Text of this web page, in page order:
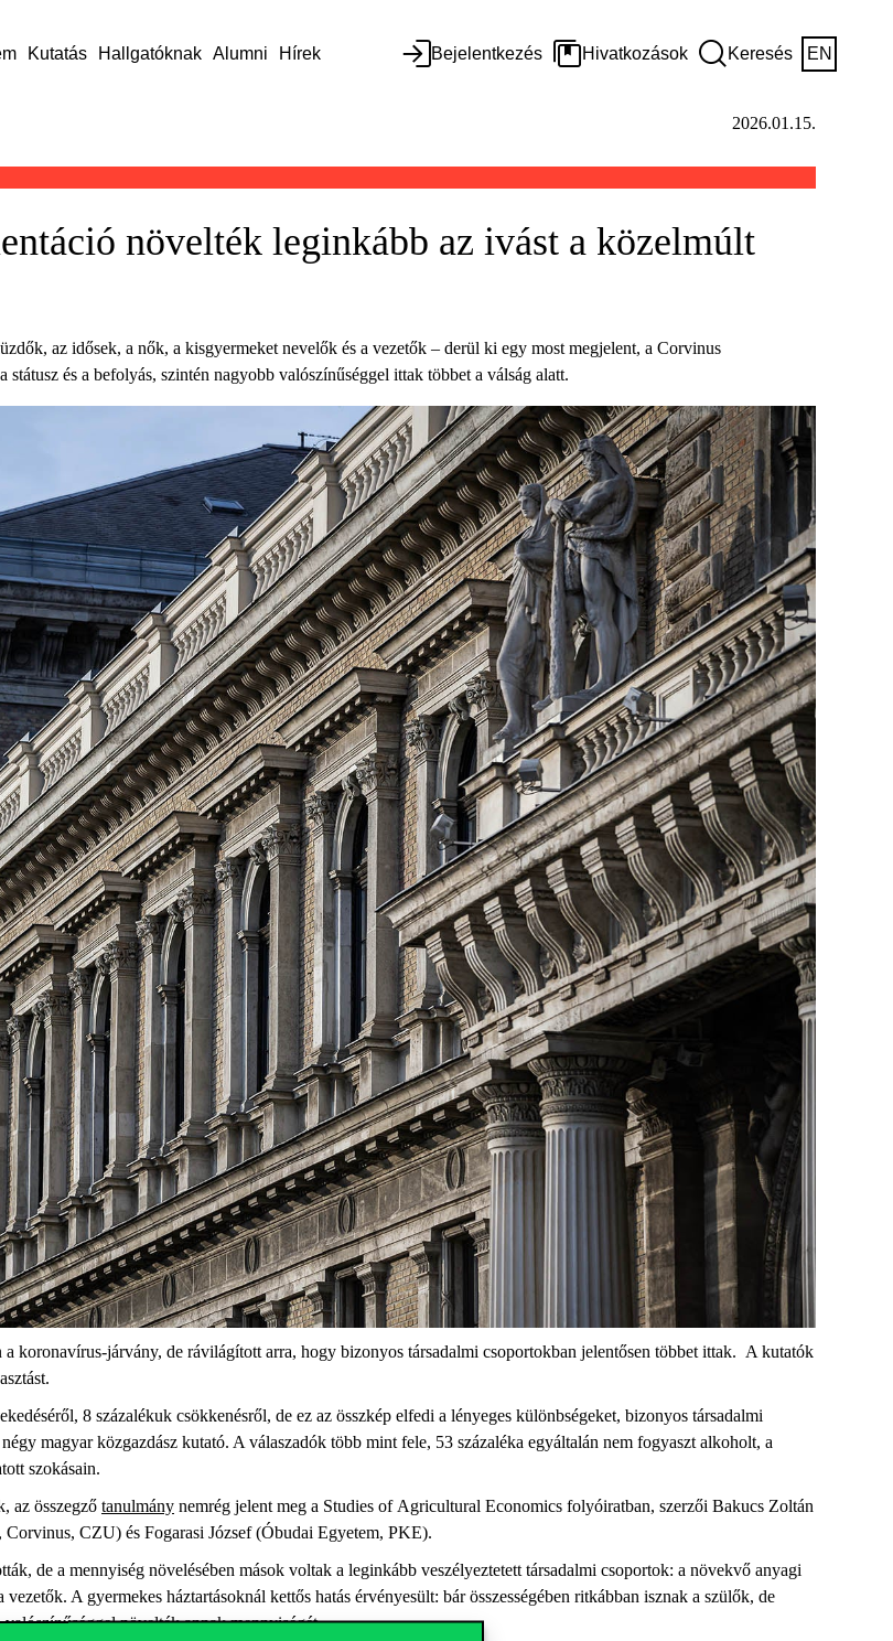
Kutatás Hallgatóknak Alumni Hírek Bejelentkezés Hivatkozások Keresés EN
2026.01.15.
növelték leginkább az ivást a közelmúlt
az idősek, a nők, a kisgyermeket nevelők és a vezetők – derül ki egy most megjelent, a Corvinus
és a befolyás, szintén nagyobb valószínűséggel ittak többet a válság alatt.
koronavírus-járvány, de rávilágított arra, hogy bizonyos társadalmi csoportokban jelentősen többet ittak. A kutatók
8 százalékuk csökkenésről, de ez az összkép elfedi a lényeges különbségeket, bizonyos társadalmi
magyar közgazdász kutató. A válaszadók több mint fele, 53 százaléka egyáltalán nem fogyaszt alkoholt, a
szokásain.
az összegző tanulmány nemrég jelent meg a Studies of Agricultural Economics folyóiratban, szerzői Bakucs Zoltán
CZU) és Fogarasi József (Óbudai Egyetem, PKE).
de a mennyiség növelésében mások voltak a leginkább veszélyeztetett társadalmi csoportok: a növekvő anyagi
A gyermekes háztartásoknál kettős hatás érvényesült: bár összességében ritkábban isznak a szülők, de
növelték annak mennyiségét.